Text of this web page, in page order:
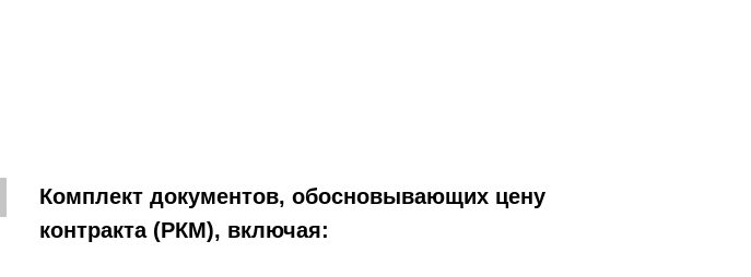
Комплект документов, обосновывающих цену
контракта (РКМ), включая: